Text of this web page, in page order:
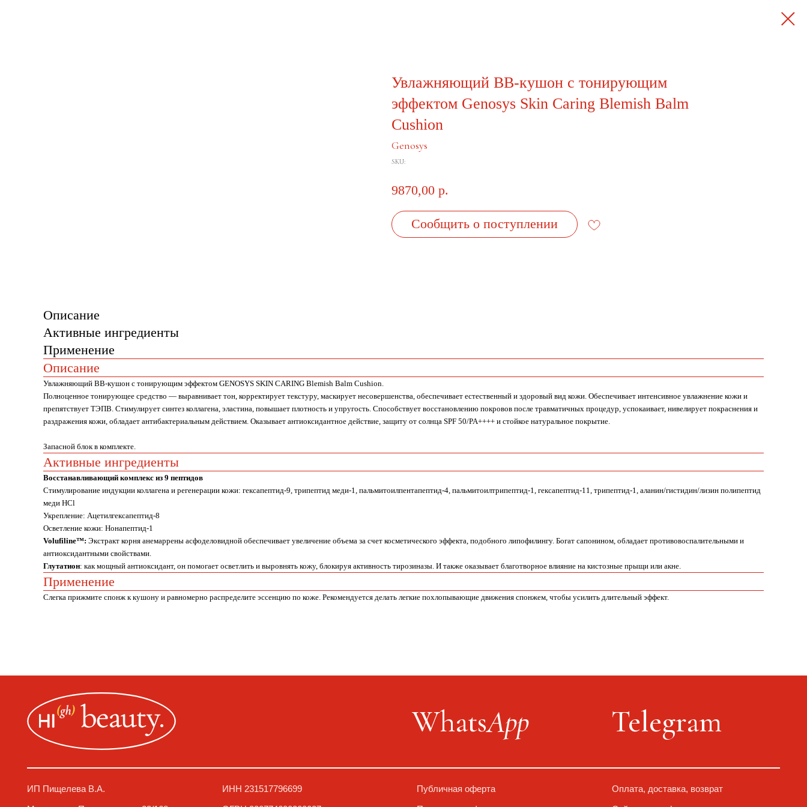
Увлажняющий ВВ-кушон с тонирующим
эффектом Genosys Skin Caring Blemish Balm
Cushion
Genosys
SKU:
9870,00 р.
Сообщить о поступлении
Описание
Активные ингредиенты
Применение
Описание
Увлажняющий ВВ-кушон с тонирующим эффектом GENOSYS SKIN CARING Blemish Balm Cushion.
Полноценное тонирующее средство — выравнивает тон, корректирует текстуру, маскирует несовершенства, обеспечивает естественный и здоровый вид кожи. Обеспечивает интенсивное увлажнение кожи и
препятствует ТЭПВ. Стимулирует синтез коллагена, эластина, повышает плотность и упругость. Способствует восстановлению покровов после травматичных процедур, успокаивает, нивелирует покраснения и
раздражения кожи, обладает антибактериальным действием. Оказывает антиоксидантное действие, защиту от солнца SPF 50/PA++++ и стойкое натуральное покрытие.
Запасной блок в комплекте.
Активные ингредиенты
Восстанавливающий комплекс из 9 пептидов
Стимулирование индукции коллагена и регенерации кожи: гексапептид-9, трипептид меди-1, пальмитоилпентапептид-4, пальмитоилтрипептид-1, гексапептид-11, трипептид-1, аланин/гистидин/лизин полипептид
меди HCl
Укрепление: Ацетилгексапептид-8
Осветление кожи: Нонапептид-1
Volufiline™: Экстракт корня анемаррены асфоделовидной обеспечивает увеличение объема за счет косметического эффекта, подобного липофилингу. Богат сапонином, обладает противовоспалительными и
антиоксидантными свойствами.
Глутатион: как мощный антиоксидант, он помогает осветлить и выровнять кожу, блокируя активность тирозиназы. И также оказывает благотворное влияние на кистозные прыщи или акне.
Применение
Слегка прижмите спонж к кушону и равномерно распределите эссенцию по коже. Рекомендуется делать легкие похлопывающие движения спонжем, чтобы усилить длительный эффект.
ИП Пищелева В.А.
Москва, ул. Покровская, д. 23/168 Политика конфиденциальности